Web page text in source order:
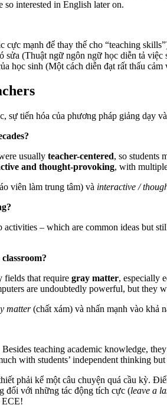
so interested in English later on.
mạnh để thay thế cho “teaching
sửa (Thuật ngữ ngôn ngữ học diễn tả
học sinh (Một cách diễn đạt rất thấu cảm
tiến hóa của phương pháp giảng dạy
usually teacher-centered, so students
and thought-provoking, with
viên làm trung tâm) và interactive /
– which are common ideas but
fields that require gray matter, especially
are undoubtedly powerful, but they
matter(chất xám) và nhấn mạnh vào khả
teaching academic knowledge,
with students’ independent thinking
phải kể một câu chuyện quá cầu kỳ.
đối với những tác động tích cực (leave a
ECE!